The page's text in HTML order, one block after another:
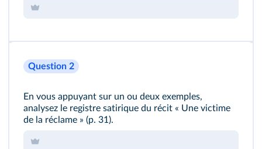
Question 2
En vous appuyant sur un ou deux exemples,
analysez le registre satirique du récit « Une victime
de la réclame » (p. 31).